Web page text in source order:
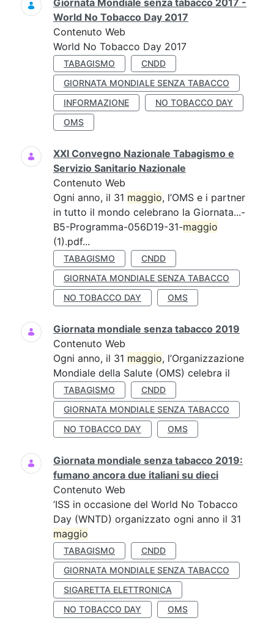
Giornata Mondiale senza tabacco 2017 -
World No Tobacco Day 2017
Contenuto Web
World No Tobacco Day 2017
TABAGISMO
CNDD
GIORNATA MONDIALE SENZA TABACCO
INFORMAZIONE
NO TOBACCO DAY
OMS
XXI Convegno Nazionale Tabagismo e
Servizio Sanitario Nazionale
Contenuto Web
Ogni anno, il 31 maggio, l’OMS e i partner
in tutto il mondo celebrano la Giornata...-
B5-Programma-056D19-31-maggio
(1).pdf...
TABAGISMO
CNDD
GIORNATA MONDIALE SENZA TABACCO
NO TOBACCO DAY
OMS
Giornata mondiale senza tabacco 2019
Contenuto Web
Ogni anno, il 31 maggio, l’Organizzazione
Mondiale della Salute (OMS) celebra il
TABAGISMO
CNDD
GIORNATA MONDIALE SENZA TABACCO
NO TOBACCO DAY
OMS
Giornata mondiale senza tabacco 2019:
fumano ancora due italiani su dieci
Contenuto Web
’ISS in occasione del World No Tobacco
Day (WNTD) organizzato ogni anno il 31
maggio
TABAGISMO
CNDD
GIORNATA MONDIALE SENZA TABACCO
SIGARETTA ELETTRONICA
NO TOBACCO DAY
OMS